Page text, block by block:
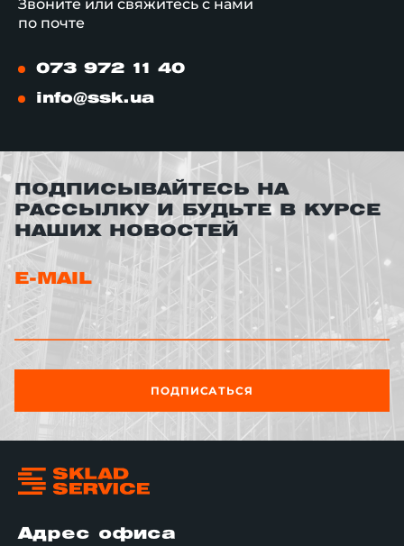
Звоните или свяжитесь с нами
по почте
073 972 11 40
info@ssk.ua
ПОДПИСЫВАЙТЕСЬ НА
РАССЫЛКУ И БУДЬТЕ В КУРСЕ
НАШИХ НОВОСТЕЙ
E-MAIL
ПОДПИСАТЬСЯ
Адрес офиса